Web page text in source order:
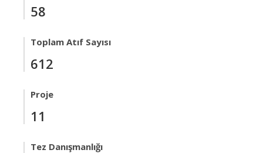
58
Toplam Atıf Sayısı
612
Proje
11
Tez Danışmanlığı